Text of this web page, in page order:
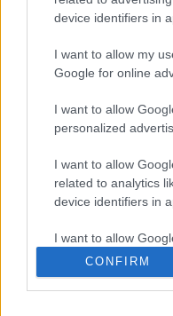
device identifiers in
I want to allow my
Google for online
I want to allow
personalized
I want to allow
related to analytics
device identifiers in
I want to allow
related to
I want to allow
CONFIRM
Βοιωτία:
όλα τα
Σέρρες
Το ΙΧ
Ο
Νέα
ρωσικό